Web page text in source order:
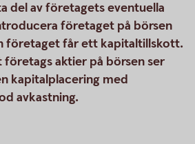
del av företagets eventuella
företaget på börsen
företaget får ett kapitaltillskott.
aktier på börsen ser
kapitalplacering med
avkastning.